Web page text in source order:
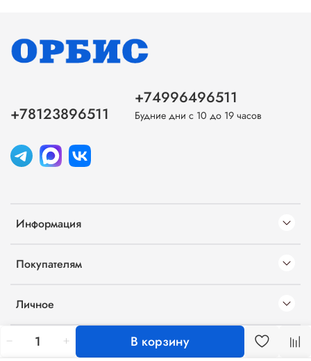
В корзину
Информация
Покупателям
Личное
+78123896511
+74996496511
Будние дни с 10 до 19 часов